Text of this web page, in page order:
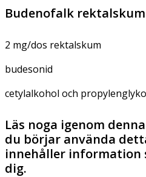
Budenofalk rektalskum
2 mg/dos rektalskum
budesonid
cetylalkohol och
Läs noga igenom
du börjar använda
innehåller information
dig.